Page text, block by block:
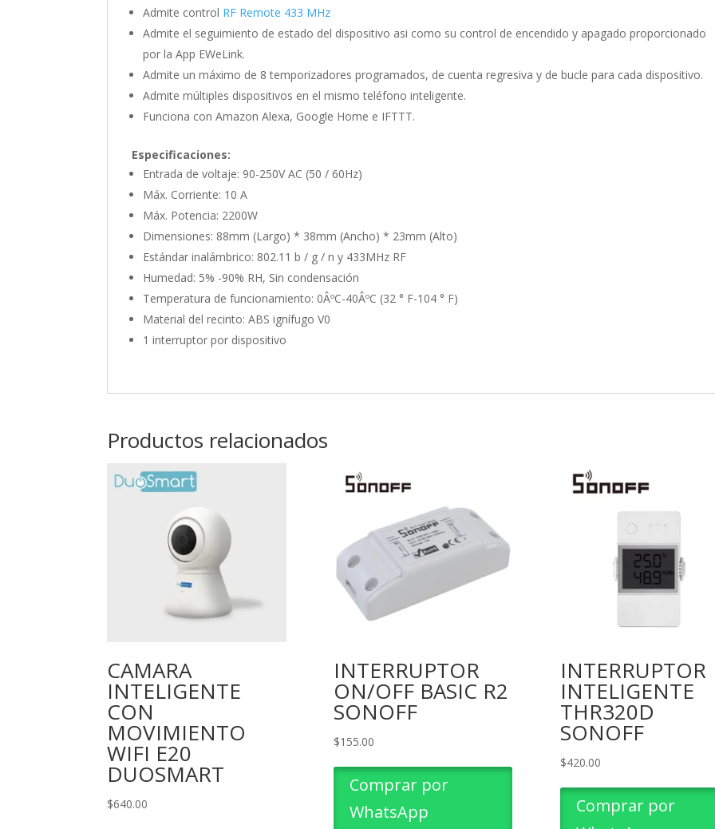
Admite control RF Remote 433 MHz
Admite el seguimiento de estado del dispositivo asi como su control de encendido y apagado proporcionado
por la App EWeLink.
Admite un máximo de 8 temporizadores programados, de cuenta regresiva y de bucle para cada dispositivo.
Admite múltiples dispositivos en el mismo teléfono inteligente.
Funciona con Amazon Alexa, Google Home e IFTTT.
Especificaciones:
Entrada de voltaje: 90-250V AC (50 / 60Hz)
Máx. Corriente: 10 A
Máx. Potencia: 2200W
Dimensiones: 88mm (Largo) * 38mm (Ancho) * 23mm (Alto)
Estándar inalámbrico: 802.11 b / g / n y 433MHz RF
Humedad: 5% -90% RH, Sin condensación
Temperatura de funcionamiento: 0ÂºC-40ÂºC (32 ° F-104 ° F)
Material del recinto: ABS ignífugo V0
1 interruptor por dispositivo
Productos relacionados
CAMARA
INTELIGENTE
CON
MOVIMIENTO
WIFI E20
DUOSMART
$640.00
INTERRUPTOR
ON/OFF BASIC R2
SONOFF
$155.00
Comprar por
WhatsApp
INTERRUPTOR
INTELIGENTE
THR320D
SONOFF
$420.00
Comprar por